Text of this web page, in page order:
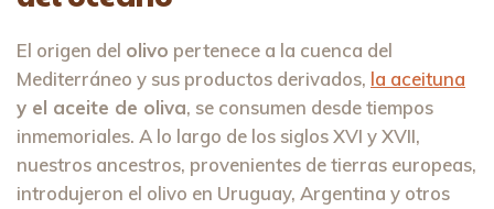
El origen del olivo pertenece a la cuenca del
Mediterráneo y sus productos derivados, la aceituna
y el aceite de oliva, se consumen desde tiempos
inmemoriales. A lo largo de los siglos XVI y XVII,
nuestros ancestros, provenientes de tierras europeas,
introdujeron el olivo en Uruguay, Argentina y otros